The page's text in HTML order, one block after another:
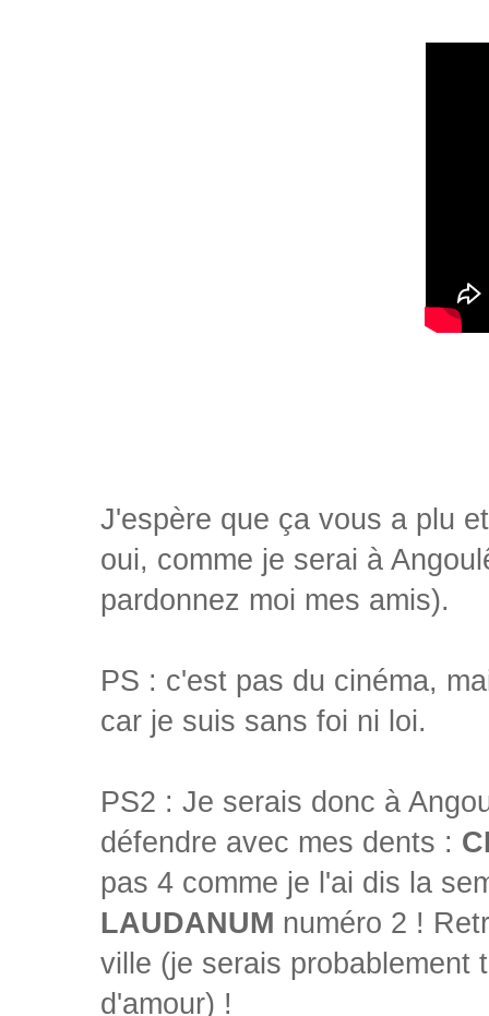
J'espère que ça vous a plu
oui, comme je serai à
pardonnez moi mes amis).
PS : c'est pas du cinéma,
car je suis sans foi ni loi.
PS2 : Je serais donc à
défendre avec mes dents :
pas 4 comme je l'ai dis la
LAUDANUM numéro 2 !
ville (je serais probablement
d'amour) !